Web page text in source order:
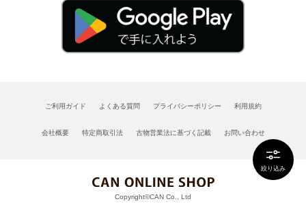
絞り込み
ご利用ガイド よくある質問 プライバシーポリシー 利用規約
会社概要 特定商取引法 古物営業法に基づく記載 お問い合わせ
Copyright©CAN Co., Ltd